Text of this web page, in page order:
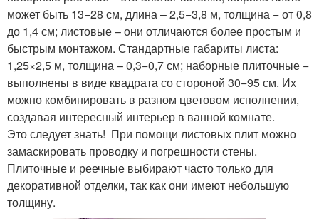
может быть 13−28 см, длина – 2,5−3,8 м, толщина − от 0,8
до 1,4 см; листовые – они отличаются более простым и
быстрым монтажом. Стандартные габариты листа:
1,25×2,5 м, толщина – 0,3−0,7 см; наборные плиточные −
выполнены в виде квадрата со стороной 30−95 см. Их
можно комбинировать в разном цветовом исполнении,
создавая интересный интерьер в ванной комнате.
Это следует знать! При помощи листовых плит можно
замаскировать проводку и погрешности стены.
Плиточные и реечные выбирают часто только для
декоративной отделки, так как они имеют небольшую
толщину.